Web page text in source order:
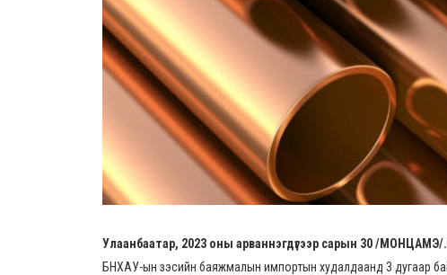
Улаанбаатар, 2023 оны арваннэгдүгээр сарын 30 /МОНЦАМЭ/.
БНХАУ-ын зэсийн баяжмалын импортын худалдаанд 3 дугаар